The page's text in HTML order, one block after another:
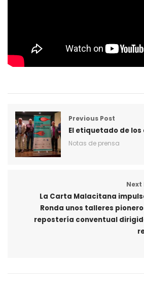
Previous Post
El etiquetado de
Notas de prensa
Next
La Carta Malacitana
Ronda unos talleres
repostería conventual